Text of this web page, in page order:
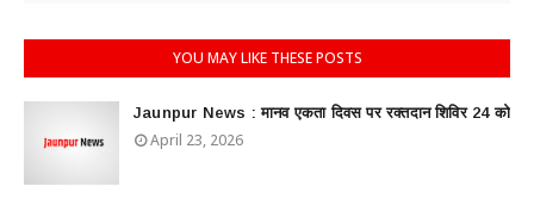
YOU MAY LIKE THESE POSTS
Jaunpur News : ​मानव एकता दिवस पर रक्तदान शिविर 24 को
April 23, 2026